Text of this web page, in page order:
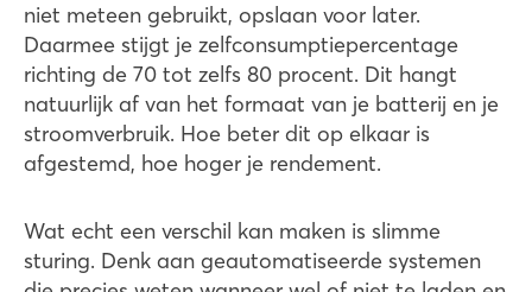
niet meteen gebruikt, opslaan voor later.
Daarmee stijgt je zelfconsumptiepercentage
richting de 70 tot zelfs 80 procent. Dit hangt
natuurlijk af van het formaat van je batterij en je
stroomverbruik. Hoe beter dit op elkaar is
afgestemd, hoe hoger je rendement.
Wat echt een verschil kan maken is slimme
sturing. Denk aan geautomatiseerde systemen